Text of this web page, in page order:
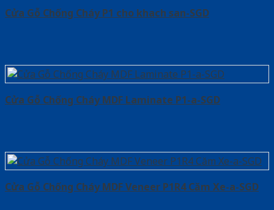
Cửa Gỗ Chống Cháy P1 cho khach san-SGD
Cửa Gỗ Chống Cháy MDF Laminate P1-a-SGD
Cửa Gỗ Chống Cháy MDF Veneer P1R4 Căm Xe-a-SGD